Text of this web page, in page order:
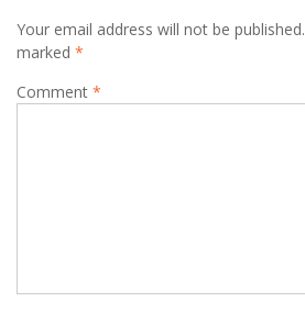
Your email address will not be published.
marked *
Comment *